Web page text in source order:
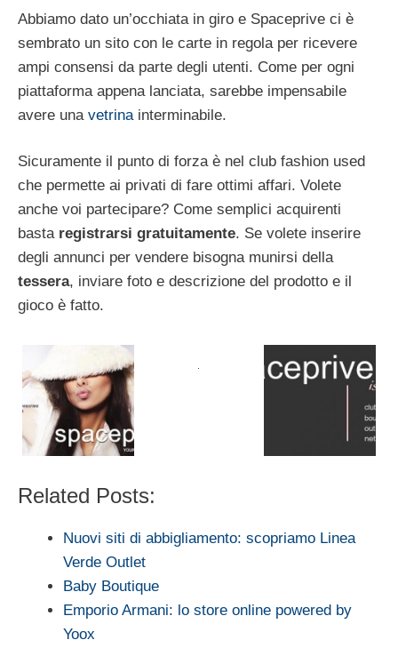
Abbiamo dato un’occhiata in giro e Spaceprive ci è
sembrato un sito con le carte in regola per ricevere
ampi consensi da parte degli utenti. Come per ogni
piattaforma appena lanciata, sarebbe impensabile
avere una vetrina interminabile.
Sicuramente il punto di forza è nel club fashion used
che permette ai privati di fare ottimi affari. Volete
anche voi partecipare? Come semplici acquirenti
basta registrarsi gratuitamente. Se volete inserire
degli annunci per vendere bisogna munirsi della
tessera, inviare foto e descrizione del prodotto e il
gioco è fatto.
Related Posts:
Nuovi siti di abbigliamento: scopriamo Linea
Verde Outlet
Baby Boutique
Emporio Armani: lo store online powered by
Yoox